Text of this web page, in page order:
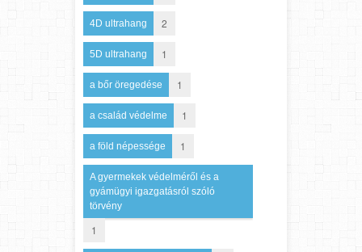
4D ultrahang 2
5D ultrahang 1
a bőr öregedése 1
a család védelme 1
a föld népessége 1
A gyermekek védelméről és a
gyámügyi igazgatásról szóló
törvény
1